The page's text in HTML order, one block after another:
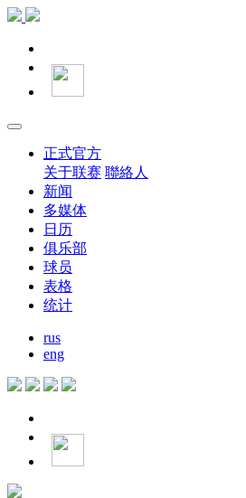
正式官方
关于联赛 聯絡人
新闻
多媒体
日历
俱乐部
球员
表格
统计
rus
eng